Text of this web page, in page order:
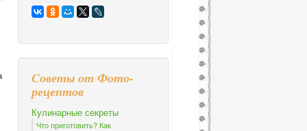
Cоветы от Фото-
рецептов
Кулинарные секреты
Что приготовить? Как